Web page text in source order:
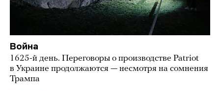
Война
1625-й день. Переговоры о производстве Patriot
в Украине продолжаются — несмотря на сомнения
Трампа